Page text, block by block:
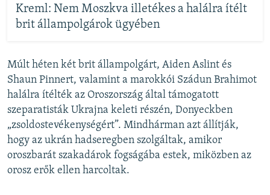
Kreml: Nem Moszkva illetékes a halálra ítélt
brit állampolgárok ügyében
Múlt héten két brit állampolgárt, Aiden Aslint és
Shaun Pinnert, valamint a marokkói Szádun Brahimot
halálra ítélték az Oroszország által támogatott
szeparatisták Ukrajna keleti részén, Donyeckben
„zsoldostevékenységért”. Mindhárman azt állítják,
hogy az ukrán hadseregben szolgáltak, amikor
oroszbarát szakadárok fogságába estek, miközben az
orosz erők ellen harcoltak.